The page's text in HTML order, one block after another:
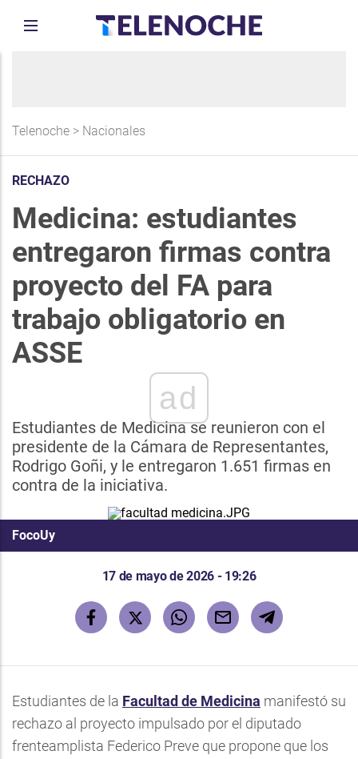
Telenoche > Nacionales
RECHAZO
Medicina: estudiantes
entregaron firmas contra
proyecto del FA para
trabajo obligatorio en
ASSE
ad
Estudiantes de Medicina se reunieron con el
presidente de la Cámara de Representantes,
Rodrigo Goñi, y le entregaron 1.651 firmas en
contra de la iniciativa.
FocoUy
17 de mayo de 2026 - 19:26
Estudiantes de la Facultad de Medicina manifestó su
rechazo al proyecto impulsado por el diputado
frenteamplista Federico Preve que propone que los